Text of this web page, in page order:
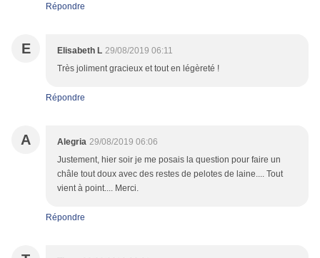
Répondre
E Elisabeth L 29/08/2019 06:11
Très joliment gracieux et tout en légèreté !
Répondre
A Alegria 29/08/2019 06:06
Justement, hier soir je me posais la question pour faire un
châle tout doux avec des restes de pelotes de laine.... Tout
vient à point.... Merci.
Répondre